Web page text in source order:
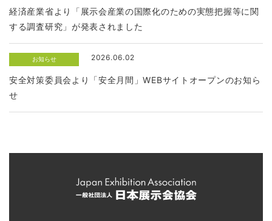
経済産業省より「展示会産業の国際化のための実態把握等に関
する調査研究」が発表されました
お知らせ 2026.06.02
安全対策委員会より「安全月間」WEBサイトオープンのお知ら
せ